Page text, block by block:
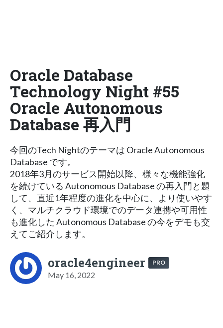
Oracle Database
Technology Night #55
Oracle Autonomous
Database 再入門
今回のTech Nightのテーマは Oracle Autonomous
Database です。
2018年3月のサービス開始以降、様々な機能強化
を続けている Autonomous Database の再入門と題
して、直近1年程度の進化を中心に、より使いやす
く、マルチクラウド環境でのデータ連携や可用性
も進化した Autonomous Database の今をデモも交
えてご紹介します。
oracle4engineer PRO
May 16, 2022